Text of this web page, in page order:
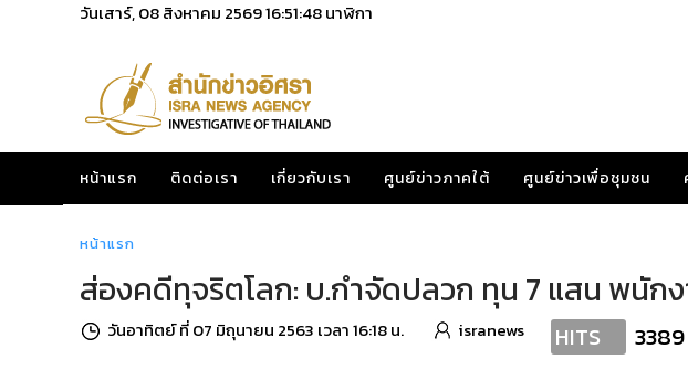
วันเสาร์, 08 สิงหาคม 256916:51:49นาฬิกา
หน้าแรก ติดต่อเรา เกี่ยวกับเรา ศูนย์ข่าวภาคใต้ ศูนย์ข่าวเพื่อชุมชน
หน้าแรก
ส่องคดีทุจริตโลก: บ.กำจัดปลวก ทุน 7 แสน พนัก
วันอาทิตย์ ที่ 07 มิถุนายน 2563 เวลา 16:18 น. isranews HITS